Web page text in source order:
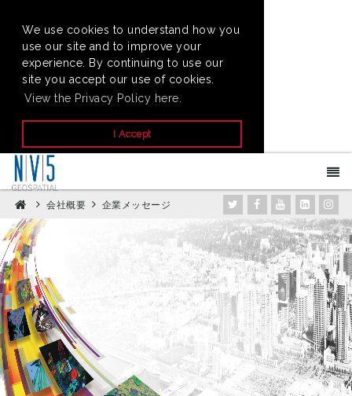
We use cookies to understand how you
use our site and to improve your
experience. By continuing to use our
site you accept our use of cookies.
View the Privacy Policy here.
I Accept
会社概要 企業メッセージ